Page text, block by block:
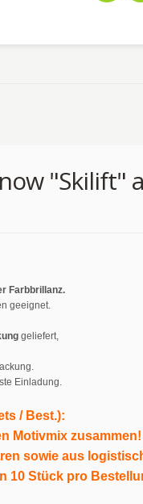
"Skilift"
Farbbrillanz.
geeignet.
geliefert,
Einladung.
/ Best.):
Motivmix zusammen!
sowie aus
10 Stück pro